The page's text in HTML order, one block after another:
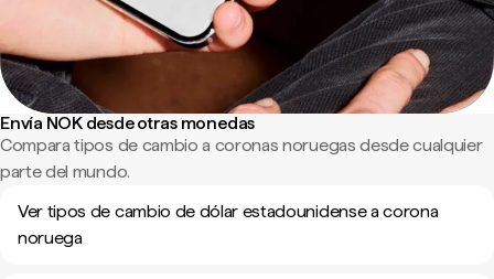
Envía NOK desde otras monedas
Compara tipos de cambio a coronas noruegas desde cualquier
parte del mundo.
Ver tipos de cambio de dólar estadounidense a corona
noruega